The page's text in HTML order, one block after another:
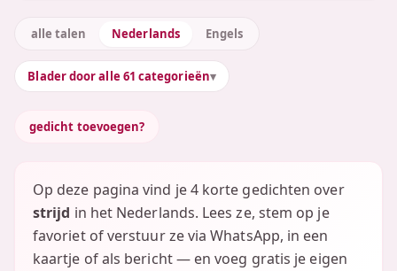
alle talen Nederlands Engels
Blader door alle 61 categorieën
gedicht toevoegen?
Op deze pagina vind je 4 korte gedichten over
strijd in het Nederlands. Lees ze, stem op je
favoriet of verstuur ze via WhatsApp, in een
kaartje of als bericht — en voeg gratis je eigen